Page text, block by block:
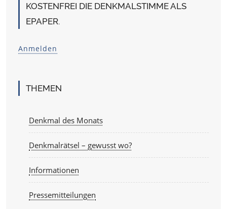
KOSTENFREI DIE DENKMALSTIMME ALS
EPAPER.
Anmelden
THEMEN
Denkmal des Monats
Denkmalrätsel – gewusst wo?
Informationen
Pressemitteilungen